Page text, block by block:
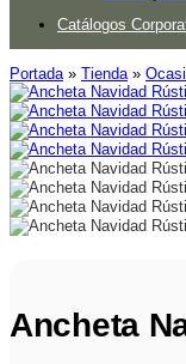
Catálogos
Portada » Tienda »
Ancheta